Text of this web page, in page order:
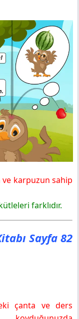
83 Cevapları
84 Cevapları
85 Cevapları
ve karpuzun sahip
farklıdır.
Sayfa 82
çanta ve ders